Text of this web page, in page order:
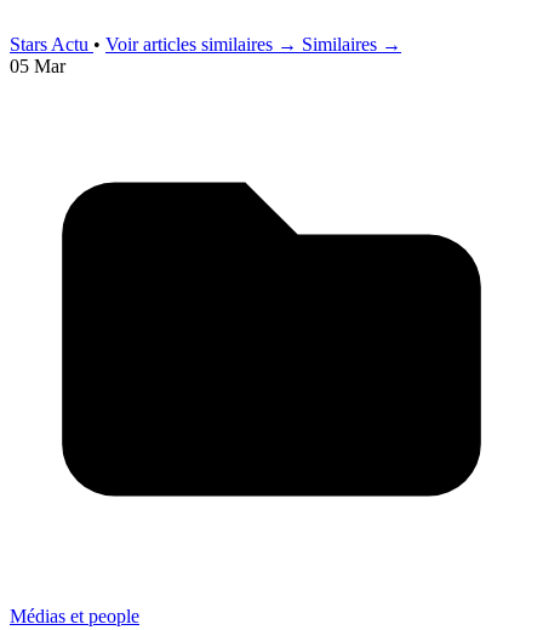
Stars Actu • Voir articles similaires → Similaires →
05 Mar
Médias et people